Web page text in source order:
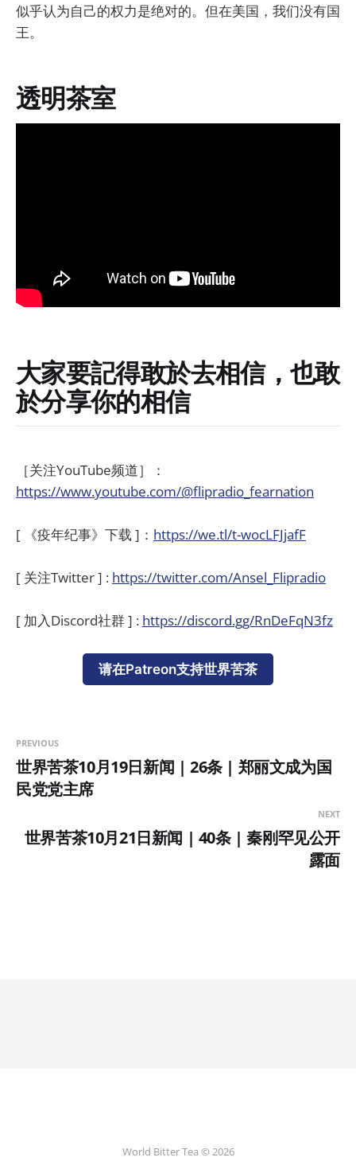
似乎认为自己的权力是绝对的。但在美国，我们没有国
王。
透明茶室
大家要記得敢於去相信，也敢
於分享你的相信
［关注YouTube频道］：
https://www.youtube.com/@flipradio_fearnation
[ 《疫年纪事》下载 ]： https://we.tl/t-wocLFJjafF
[ 关注Twitter ] : https://twitter.com/Ansel_Flipradio
[ 加入Discord社群 ] : https://discord.gg/RnDeFqN3fz
请在Patreon支持世界苦茶
PREVIOUS
世界苦茶10月19日新闻 | 26条 | 郑丽文成为国
民党党主席
NEXT
世界苦茶10月21日新闻 | 40条 | 秦刚罕见公开
露面
World Bitter Tea © 2026